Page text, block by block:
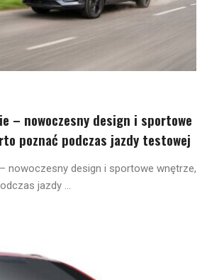
– nowoczesny design i sportowe
poznać podczas jazdy testowej
nowoczesny design i sportowe wnętrze,
jazdy ...